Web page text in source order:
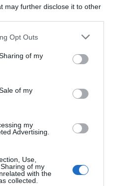
may further disclose it to other
uses one or more Google
behaviour. You may click to
and its third-party tags to
purposes in below Google
Opt Outs
of my
of my
my
Advertising.
Use,
of my
with the
collected.
- 11521 Ελλάδα
Νέο Λιμάνι, Αμυγδαλίδι